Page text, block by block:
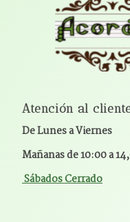
Atención al
De Lunes a Viernes
Mañanas de 10:00 a
Sábados Cerrado